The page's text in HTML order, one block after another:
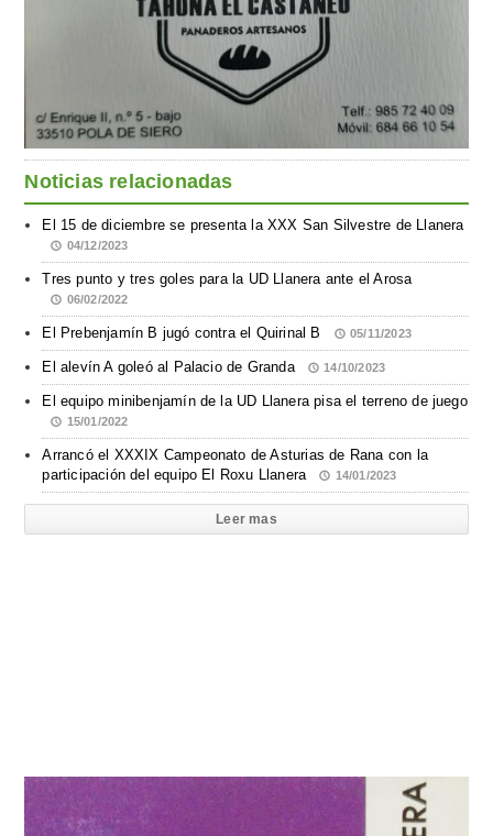
Noticias relacionadas
El 15 de diciembre se presenta la XXX San Silvestre de Llanera
04/12/2023
Tres punto y tres goles para la UD Llanera ante el Arosa
06/02/2022
El Prebenjamín B jugó contra el Quirinal B 05/11/2023
El alevín A goleó al Palacio de Granda 14/10/2023
El equipo minibenjamín de la UD Llanera pisa el terreno de juego
15/01/2022
Arrancó el XXXIX Campeonato de Asturias de Rana con la
participación del equipo El Roxu Llanera
14/01/2023
Leer mas